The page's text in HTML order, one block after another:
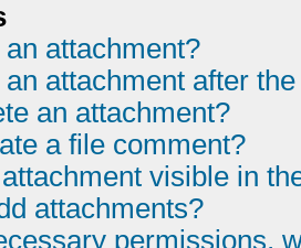
attachment?
attachment after
an attachment?
a file comment?
visible in
attachments?
permissions,